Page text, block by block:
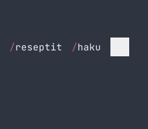
/reseptit /haku